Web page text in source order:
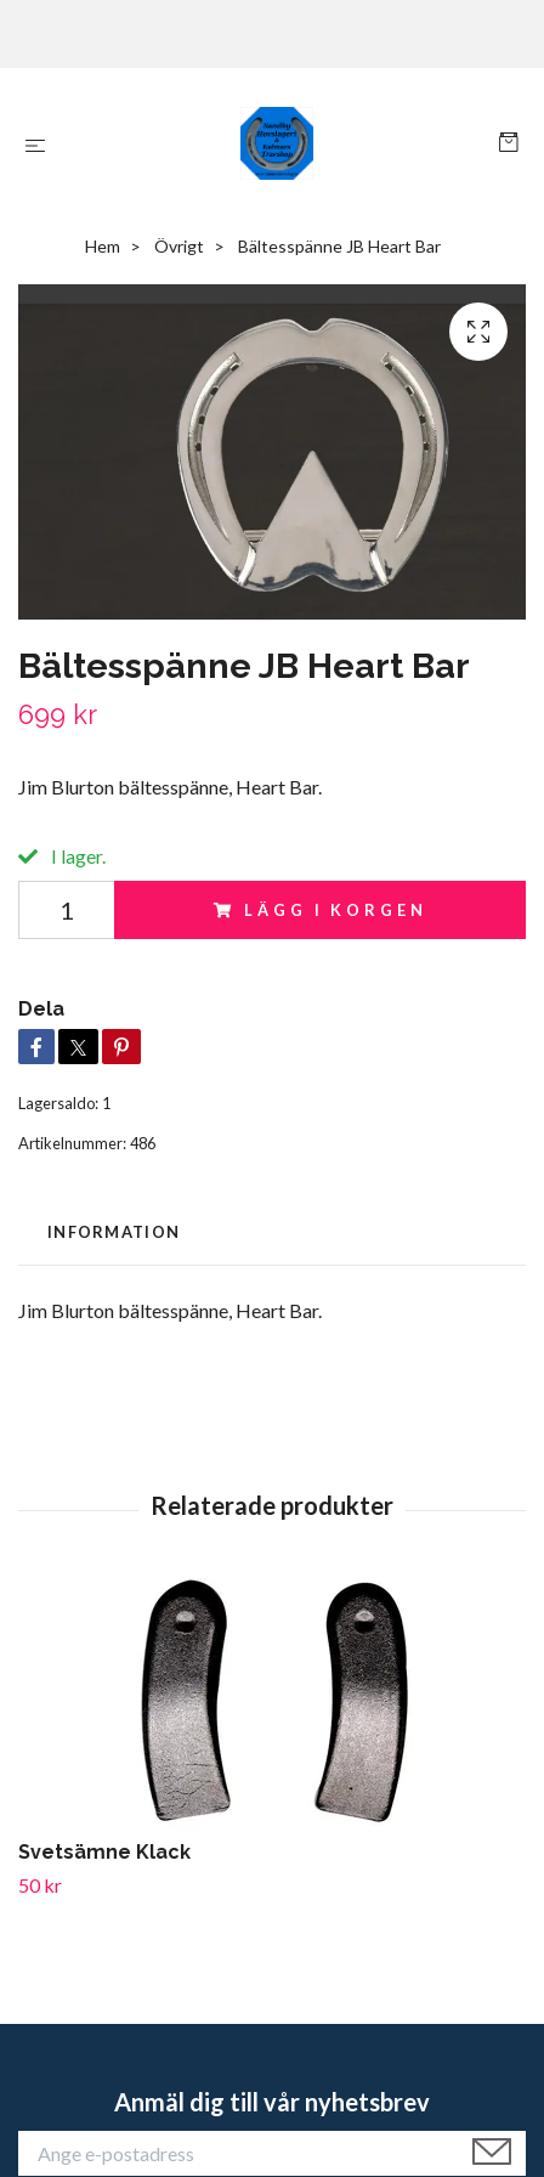
Hem Övrigt Bältesspänne JB Heart Bar
Bältesspänne JB Heart Bar
699 kr
Jim Blurton bältesspänne, Heart Bar.
I lager.
LÄGG I KORGEN
Dela
Lagersaldo: 1
Artikelnummer:486
INFORMATION
Jim Blurton bältesspänne, Heart Bar.
Svetsämne Klack
50 kr
Anmäl dig till vår nyhetsbrev